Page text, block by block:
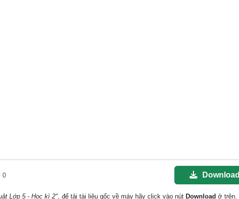
0 Download
Lớp 5 - Học kì 2", để tải tài liệu gốc về máy hãy click vào nút Download ở trên.